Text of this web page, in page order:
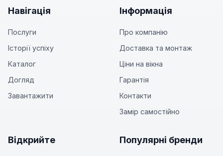
Навігація
Послуги
Історії успіху
Каталог
Догляд
Завантажити
Інформація
Про компанію
Доставка та монтаж
Ціни на вікна
Гарантія
Контакти
Замір самостійно
Відкрийте Популярні бренди